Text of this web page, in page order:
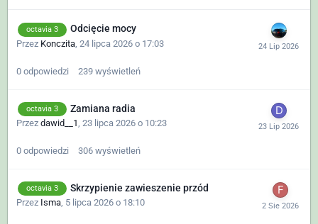
octavia 3 Odcięcie mocy
Przez Konczita 24 lipca 2026 o 17:03
0 odpowiedzi 239 wyświetleń
octavia 3 Zamiana radia
Przez dawid__1, 23 lipca 2026 o 10:23
0 odpowiedzi 306 wyświetleń
octavia 3 Skrzypienie zawieszenie przód
Przez Isma, 5 lipca 2026 o 18:10